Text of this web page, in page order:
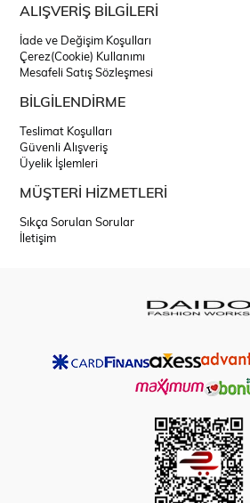
ALIŞVERİŞ BİLGİLERİ
İade ve Değişim Koşulları
Çerez(Cookie) Kullanımı
Mesafeli Satış Sözleşmesi
BİLGİLENDİRME
Teslimat Koşulları
Güvenli Alışveriş
Üyelik İşlemleri
MÜŞTERİ HİZMETLERİ
Sıkça Sorulan Sorular
İletişim